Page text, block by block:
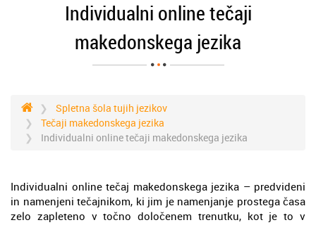
Individualni online tečaji
makedonskega jezika
Spletna šola tujih jezikov
Tečaji makedonskega jezika
Individualni online tečaji makedonskega jezika
Individualni online tečaj makedonskega jezika – predvideni
in namenjeni tečajnikom, ki jim je namenjanje prostega časa
zelo zapleteno v točno določenem trenutku, kot je to v